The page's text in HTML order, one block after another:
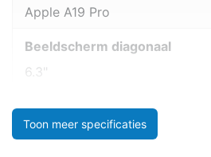
Apple A19 Pro
Beeldscherm diagonaal
6.3"
Toon meer specificaties